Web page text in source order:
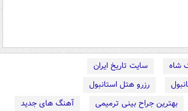
شاه
سایت تاریخ ایران
رزرو هتل استانبول
بهترین جراح بینی ترمیمی
آهنگ های جدید